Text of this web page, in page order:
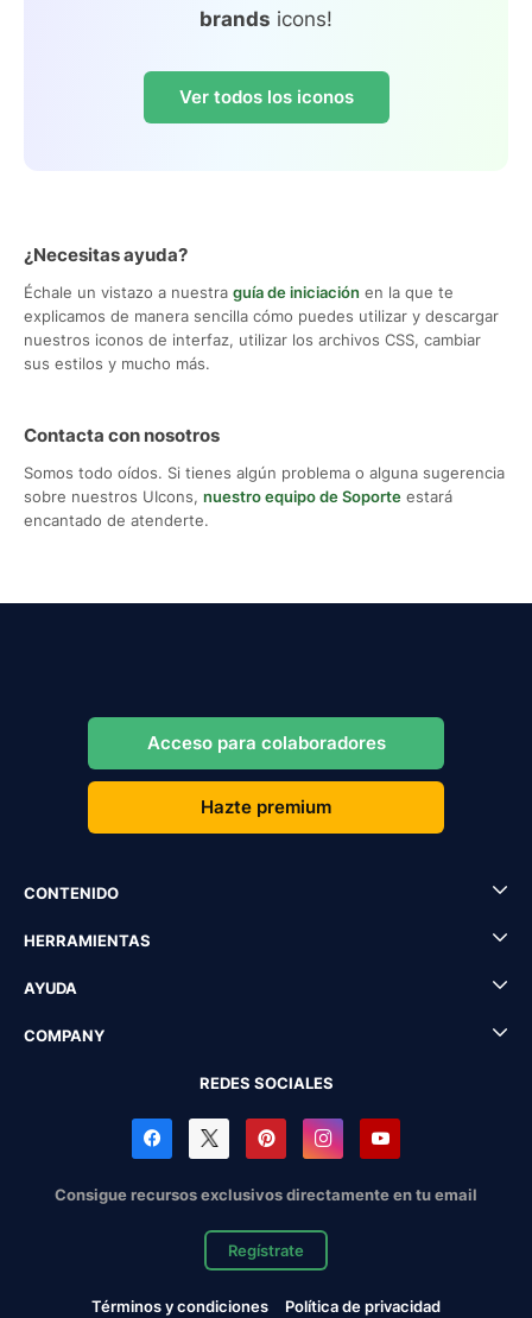
brands icons!
Ver todos los iconos
¿Necesitas ayuda?
Échale un vistazo a nuestra guía de iniciación en la que te
explicamos de manera sencilla cómo puedes utilizar y descargar
nuestros iconos de interfaz, utilizar los archivos CSS, cambiar
sus estilos y mucho más.
Contacta con nosotros
Somos todo oídos. Si tienes algún problema o alguna sugerencia
sobre nuestros UIcons, nuestro equipo de Soporte estará
encantado de atenderte.
Acceso para colaboradores
Hazte premium
CONTENIDO
HERRAMIENTAS
AYUDA
COMPANY
REDES SOCIALES
Consigue recursos exclusivos directamente en tu email
Regístrate
Términos y condiciones Política de privacidad